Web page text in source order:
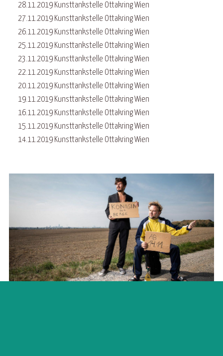
28.11.2019 Kunsttankstelle Ottakring Wien
27.11.2019 Kunsttankstelle Ottakring Wien
26.11.2019 Kunsttankstelle Ottakring Wien
25.11.2019 Kunsttankstelle Ottakring Wien
23.11.2019 Kunsttankstelle Ottakring Wien
22.11.2019 Kunsttankstelle Ottakring Wien
20.11.2019 Kunsttankstelle Ottakring Wien
19.11.2019 Kunsttankstelle Ottakring Wien
16.11.2019 Kunsttankstelle Ottakring Wien
15.11.2019 Kunsttankstelle Ottakring Wien
14.11.2019 Kunsttankstelle Ottakring Wien